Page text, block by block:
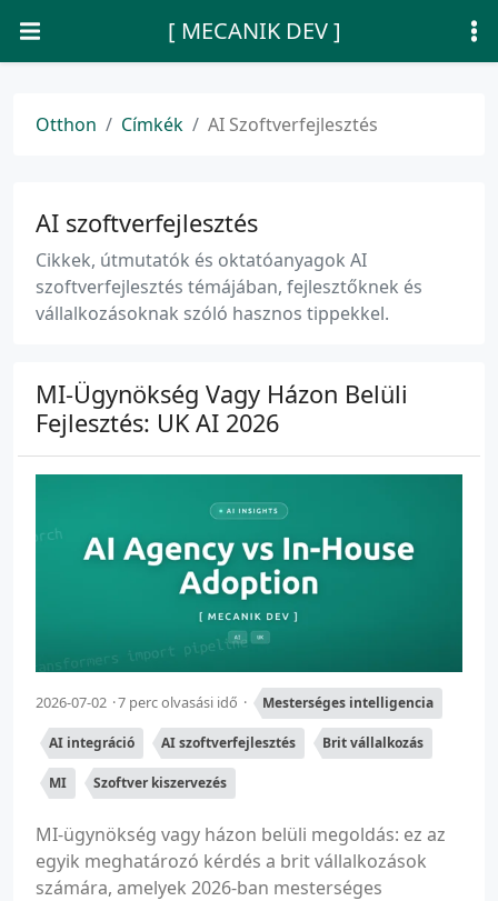
[ MECANIK DEV ]
Otthon Címkék AI Szoftverfejlesztés
AI szoftverfejlesztés
Cikkek, útmutatók és oktatóanyagok AI
szoftverfejlesztés témájában, fejlesztőknek és
vállalkozásoknak szóló hasznos tippekkel.
MI-Ügynökség Vagy Házon Belüli
Fejlesztés: UK AI 2026
2026-07-02 7 perc olvasási idő Mesterséges intelligencia
AI integráció AI szoftverfejlesztés Brit vállalkozás
MI Szoftver kiszervezés
MI-ügynökség vagy házon belüli megoldás: ez az
egyik meghatározó kérdés a brit vállalkozások
számára, amelyek 2026-ban mesterséges